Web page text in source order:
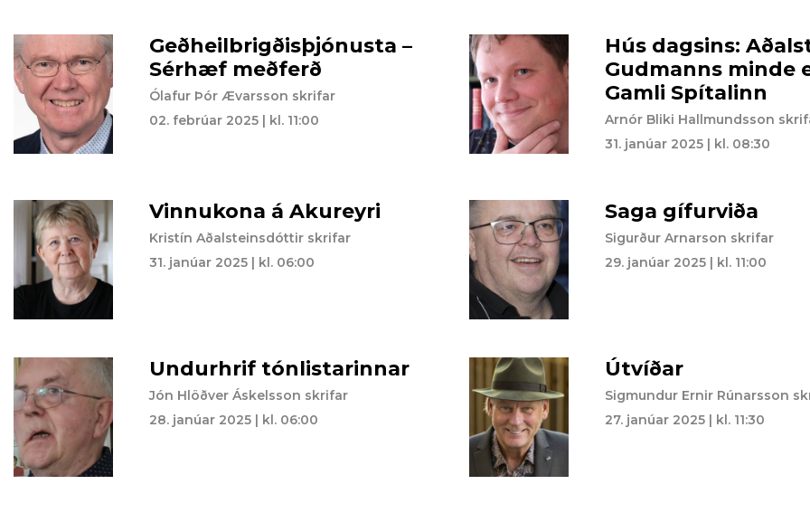
Geðheilbrigðisþjónusta –
Sérhæf meðferð
Ólafur Þór Ævarsson skrifar
02. febrúar 2025 | kl. 11:00
Hús dagsins:
Gudmanns minde
Gamli Spítalinn
Arnór Bliki Hallmundsson
31. janúar 2025 | kl. 08:30
Vinnukona á Akureyri
Kristín Aðalsteinsdóttir skrifar
31. janúar 2025 | kl. 06:00
Saga gífurviða
Sigurður Arnarson skrifar
29. janúar 2025 | kl. 11:00
Undurhrif tónlistarinnar
Jón Hlöðver Áskelsson skrifar
28. janúar 2025 | kl. 06:00
Útvíðar
Sigmundur Ernir Rúnarsson
27. janúar 2025 | kl. 11:30